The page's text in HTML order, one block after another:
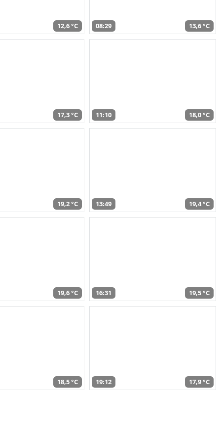
12,6 °C 08:29 13,6 °C
17,3 °C 11:10 18,0 °C
19,2 °C 13:49 19,4 °C
19,6 °C 16:31 19,5 °C
18,5 °C 19:12 17,9 °C